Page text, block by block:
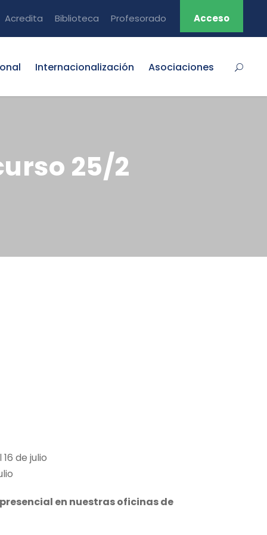
Acredita Biblioteca Profesorado Acceso
Internacionalización Asociaciones
25/2
de julio
en nuestras oficinas de